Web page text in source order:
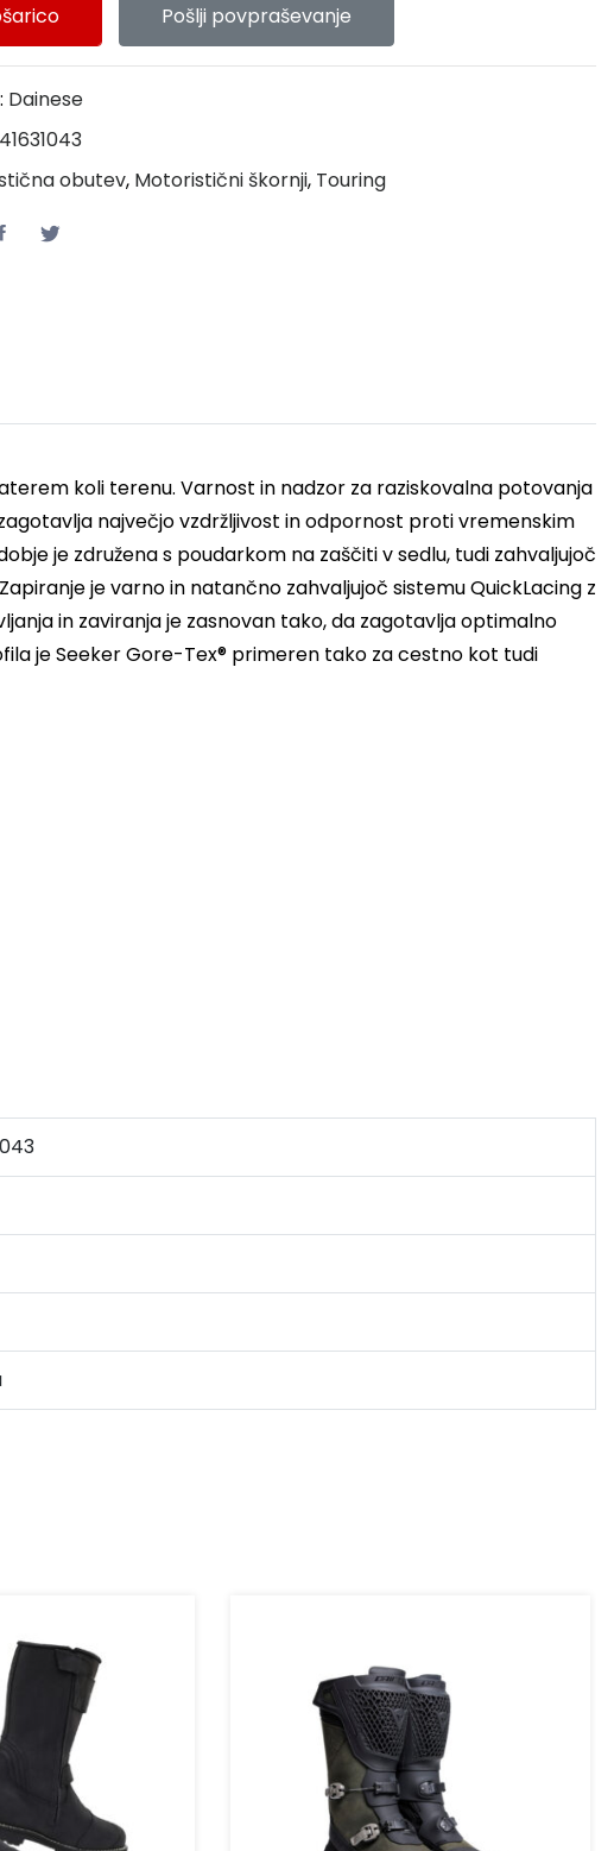
Pošlji povpraševanje
Dainese
obutev, Motoristični škornji, Touring
koli terenu. Varnost in nadzor za raziskovalna potovanja
največjo vzdržljivost in odpornost proti vremenskim
je združena s poudarkom na zaščiti v sedlu, tudi zahvaljujoč
je varno in natančno zahvaljujoč sistemu QuickLacing z
in zaviranja je zasnovan tako, da zagotavlja optimalno
je Seeker Gore-Tex® primeren tako za cestno kot tudi